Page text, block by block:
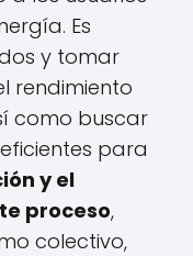
Es
y tomar
rendimiento
como buscar
para
y el
proceso,
colectivo,